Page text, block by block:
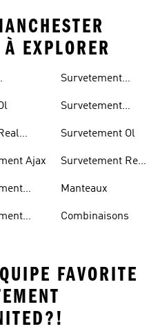
EXPLORER
Ajax
Survetement
Survetement
United
Survetement Ol
Survetement Real
Manteaux
Combinaisons
FAVORITE